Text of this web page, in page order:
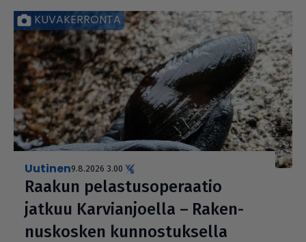
uutinen9.8.2026 3.00
Raakun pelas­tu­so­pe­raa­tio
jatkuu Kar­vi­an­jo­ella – Raken­
nus­kos­ken kun­nos­tuk­sella